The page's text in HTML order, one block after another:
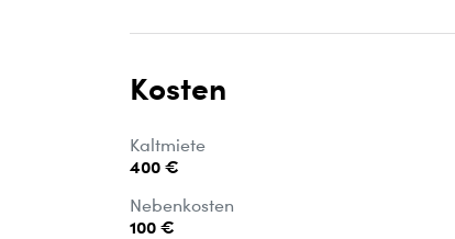
Kosten
Kaltmiete
400 €
Nebenkosten
100 €